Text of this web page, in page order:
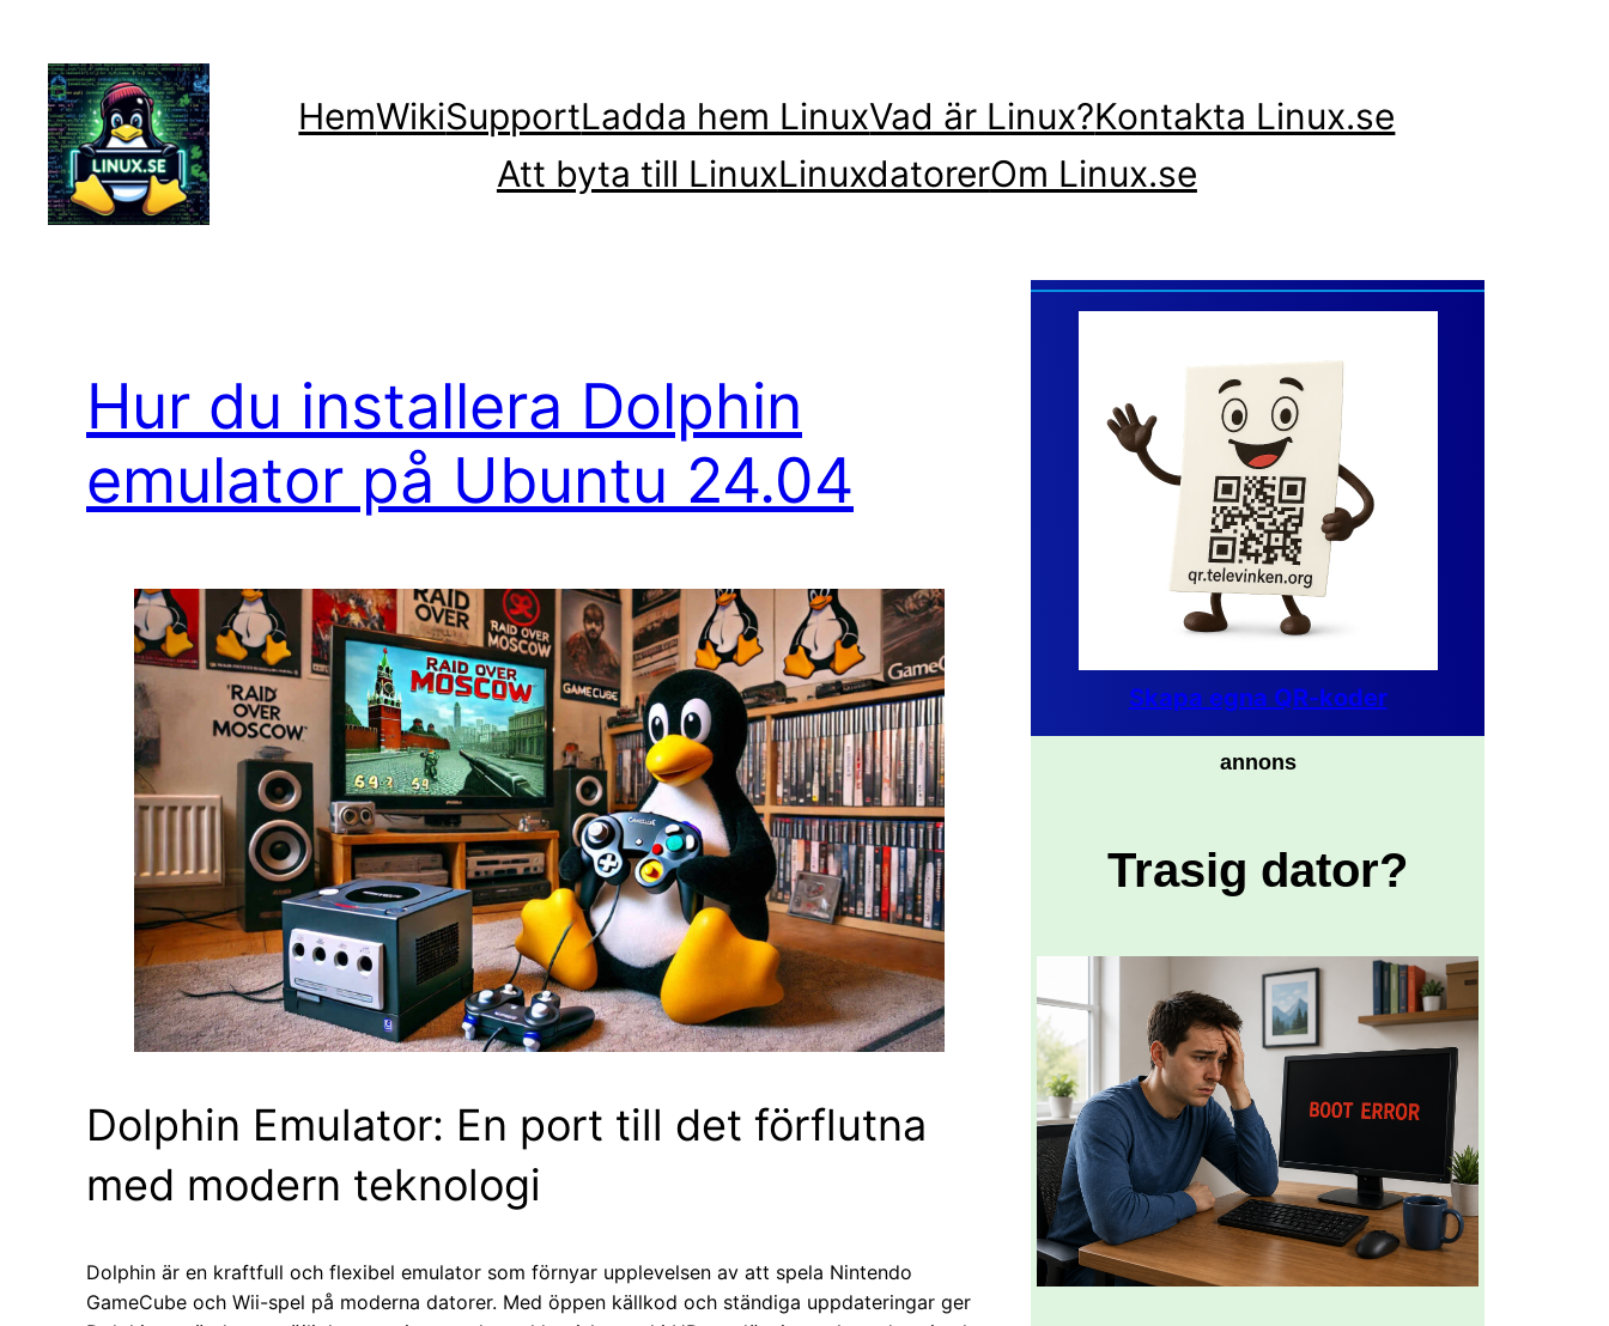
innehåll
HemWikiSupportLadda hem LinuxVad är Linux?Kontakta Linux.se
Att byta till LinuxLinuxdatorerOm Linux.se
Hur du installera Dolphin
emulator på Ubuntu 24.04
Dolphin Emulator: En port till det förflutna
med modern teknologi
Dolphin är en kraftfull och flexibel emulator som förnyar upplevelsen av att spela Nintendo
GameCube och Wii-spel på moderna datorer. Med öppen källkod och ständiga uppdateringar ger
Skapa egna QR-koder
annons
Trasig dator?